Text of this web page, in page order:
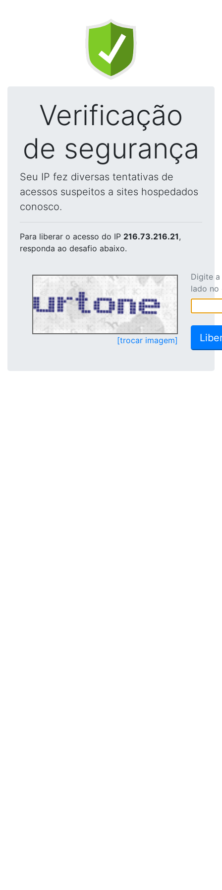
Verificação
de segurança
Seu IP fez diversas tentativas de
acessos suspeitos a sites hospedados
conosco.
Para liberar o acesso do IP 216.73.216.21,
responda ao desafio abaixo.
[trocar imagem]
Digite
lado no